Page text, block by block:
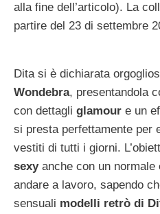
alla fine dell’articolo). La
partire del 23 di settembre
Dita si è dichiarata
Wondebra, presentandola
con dettagli glamour e un
si presta perfettamente per
vestiti di tutti i giorni.
sexyanche con un normale
andare a lavoro, sapendo
sensuali modelli retrò di